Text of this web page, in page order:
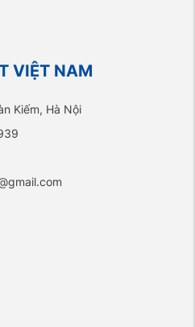
VIỆT NAM
Kiếm, Hà Nội